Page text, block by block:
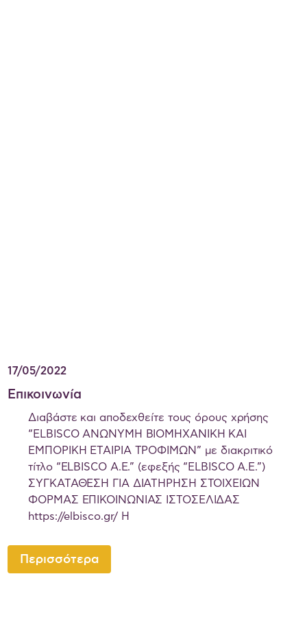
17/05/2022
Επικοινωνία
Διαβάστε και αποδεχθείτε τους όρους χρήσης
“ELBISCO ΑΝΩΝΥΜΗ ΒΙΟΜΗΧΑΝΙΚΗ ΚΑΙ
ΕΜΠΟΡΙΚΗ ΕΤΑΙΡΙΑ ΤΡΟΦΙΜΩΝ” με διακριτικό
τίτλο “ELBISCO Α.Ε.” (εφεξής “ELBISCO Α.Ε.”)
ΣΥΓΚΑΤΑΘΕΣΗ ΓΙΑ ΔΙΑΤΗΡΗΣΗ ΣΤΟΙΧΕΙΩΝ
ΦΟΡΜΑΣ ΕΠΙΚΟΙΝΩΝΙΑΣ ΙΣΤΟΣΕΛΙΔΑΣ
https://elbisco.gr/ Η
Περισσότερα